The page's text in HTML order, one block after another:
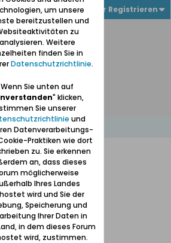
Anmelden oder Registrieren
Seite nicht aufrufen.
um unsere
bereitzustellen und
zu
analysieren. Weitere
finden Sie in
Datenschutzrichtlinie.
Wenn Sie unten auf
" klicken,
Sie unserer
und
Datenverarbeitungs-
Praktiken wie dort
zu. Sie erkennen
an, dass dieses
möglicherweise
Ihres Landes
wird und Sie der
Speicherung und
Ihrer Daten in
in dem dieses Forum
wird, zustimmen.